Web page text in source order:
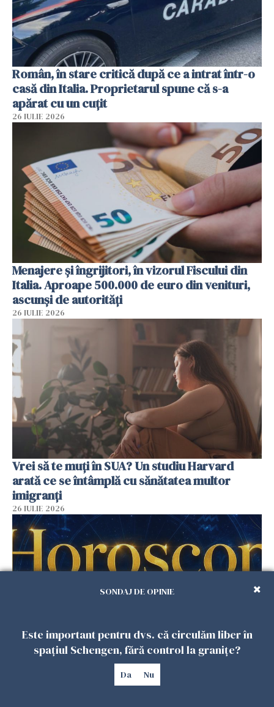
Român, în stare critică după ce a intrat într-o
casă din Italia. Proprietarul spune că s-a
apărat cu un cuțit
26 IULIE 2026
Menajere și îngrijitori, în vizorul Fiscului din
Italia. Aproape 500.000 de euro din venituri,
ascunși de autorități
26 IULIE 2026
Vrei să te muți în SUA? Un studiu Harvard
arată ce se întâmplă cu sănătatea multor
imigranți
26 IULIE 2026
Horoscop 27 iulie. Lunea care schimbă ritmul
săptămânii. Universul deschide uși
neașteptate pentru unele zodii
SONDAJ DE OPINIE
Este important pentru dvs. că circulăm liber în
spațiul Schengen, fără control la granițe?
Da Nu